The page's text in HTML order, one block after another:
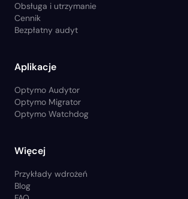
Obsługa i utrzymanie
Cennik
Bezpłatny audyt
Aplikacje
Optymo Audytor
Optymo Migrator
Optymo Watchdog
Więcej
Przykłady wdrożeń
Blog